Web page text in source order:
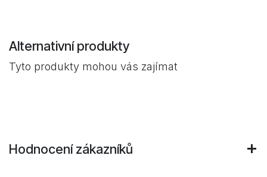
Alternativní produkty
Tyto produkty mohou vás zajímat
Hodnocení zákazníků